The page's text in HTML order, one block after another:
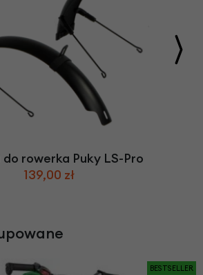
do rowerka Puky LS-Pro
139,00 zł
BESTSELLER